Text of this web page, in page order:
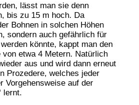
lässt man sie denn
bis zu 15 m hoch. Da
Bohnen in solchen Höhen
sondern auch gefährlich für
könnte, kappt man den
von etwa 4 Metern. Natürlich
aus und wird dann erneut
Prozedere, welches jeder
Vorgehensweise auf der
lernt.